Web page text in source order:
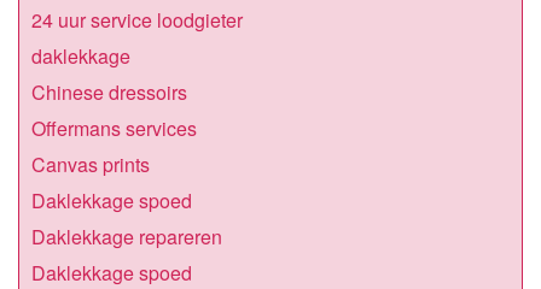
24 uur service loodgieter
daklekkage
Chinese dressoirs
Offermans services
Canvas prints
Daklekkage spoed
Daklekkage repareren
Daklekkage spoed